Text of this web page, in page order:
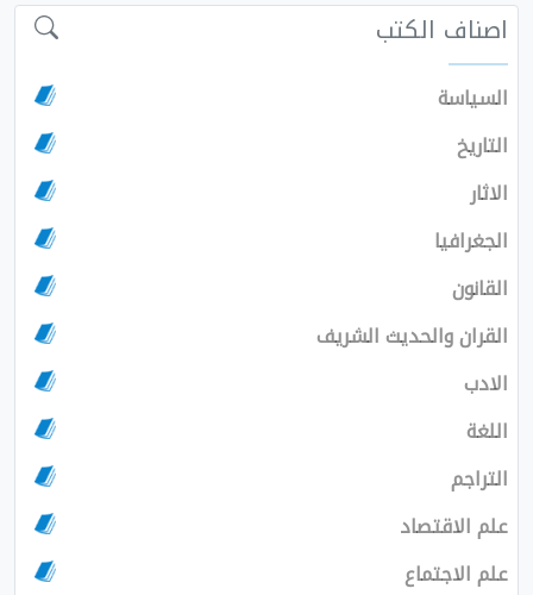
اصناف الكتب
السياسة
التاريخ
الاثار
الجغرافيا
القانون
القران والحديث الشريف
الادب
اللغة
التراجم
علم الاقتصاد
علم الاجتماع